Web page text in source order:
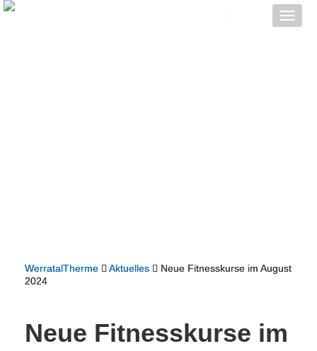
Toggle
WerratalTherme Aktuelles
Neue Fitnesskurse im August
2024
Neue Fitnesskurse im